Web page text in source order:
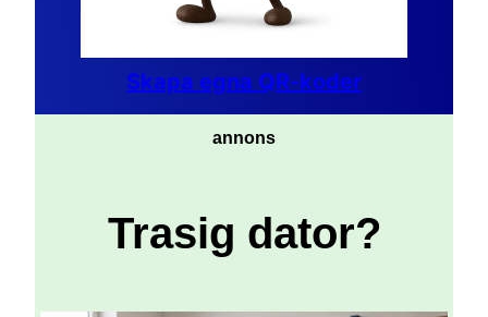
Skapa egna QR-koder
annons
Trasig dator?